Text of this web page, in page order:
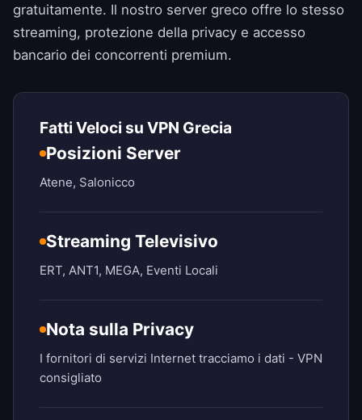
gratuitamente. Il nostro server greco offre lo stesso
streaming, protezione della privacy e accesso
bancario dei concorrenti premium.
Fatti Veloci su VPN Grecia
Posizioni Server
Atene, Salonicco
Streaming Televisivo
ERT, ANT1, MEGA, Eventi Locali
Nota sulla Privacy
I fornitori di servizi Internet tracciamo i dati - VPN
consigliato